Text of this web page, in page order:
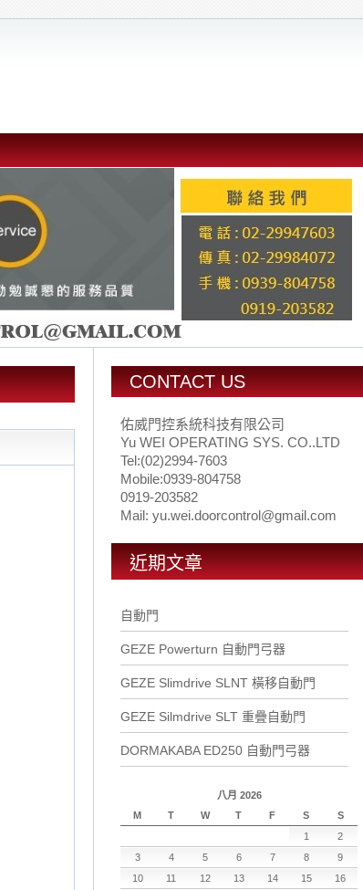
CONTACT US
佑威門控系統科技有限公司
Yu WEI OPERATING SYS. CO..LTD
Tel:(02)2994-7603
Mobile:0939-804758
0919-203582
Mail: yu.wei.doorcontrol@gmail.com
近期文章
自動門
GEZE Powerturn 自動門弓器
GEZE Slimdrive SLNT 橫移自動門
GEZE Silmdrive SLT 重疊自動門
DORMAKABA ED250 自動門弓器
八月 2026
M
T W T F S
S
1
2
3
4 5 6 7 8
9
10
11 12 13 14 15
16